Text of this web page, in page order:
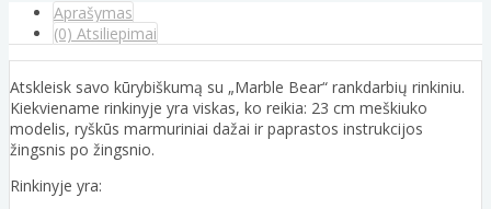
Aprašymas
(0) Atsiliepimai
Atskleisk savo kūrybiškumą su „Marble Bear“ rankdarbių rinkiniu.
Kiekviename rinkinyje yra viskas, ko reikia: 23 cm meškiuko
modelis, ryškūs marmuriniai dažai ir paprastos instrukcijos
žingsnis po žingsnio.
Rinkinyje yra: